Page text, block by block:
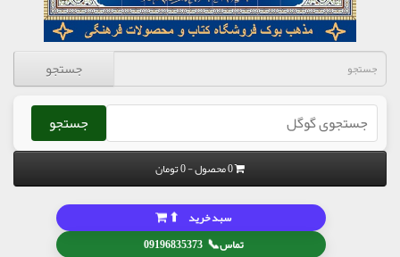
جستجو
جستجو
0 محصول - 0 تومان
تماس📞
09196835373
سبد خرید ⬆